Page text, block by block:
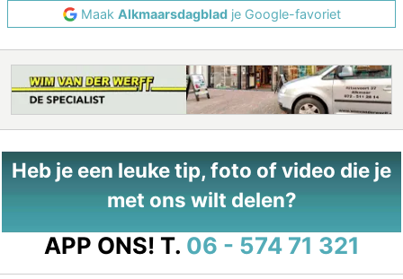
Maak Alkmaarsdagbladje Google-favoriet
Heb je een leuke tip, foto of video die je
met ons wilt delen?
APP ONS! T. 06 - 574 71 321